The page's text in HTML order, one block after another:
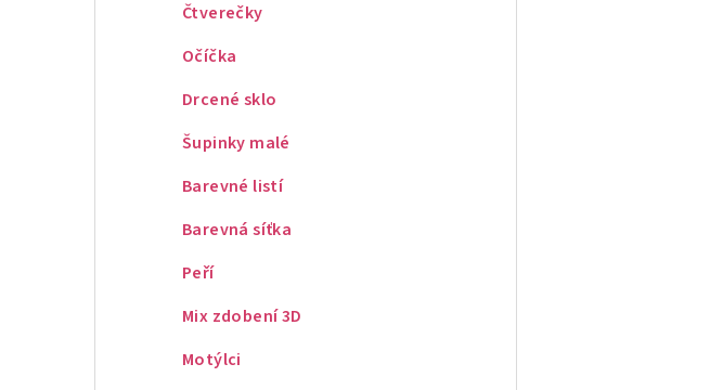
Čtverečky
Očíčka
Drcené sklo
Šupinky malé
Barevné listí
Barevná síťka
Peří
Mix zdobení 3D
Motýlci